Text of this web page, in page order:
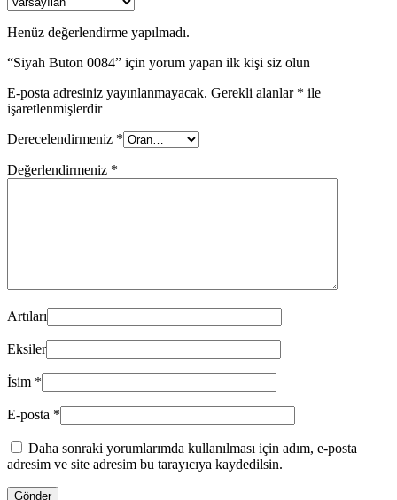
Henüz değerlendirme yapılmadı.
“Siyah Buton 0084” için yorum yapan ilk kişi siz olun
E-posta adresiniz yayınlanmayacak. Gerekli alanlar * ile
işaretlenmişlerdir
Derecelendirmeniz *
Değerlendirmeniz *
Artıları
Eksiler
İsim *
E-posta *
Daha sonraki yorumlarımda kullanılması için adım, e-posta
adresim ve site adresim bu tarayıcıya kaydedilsin.